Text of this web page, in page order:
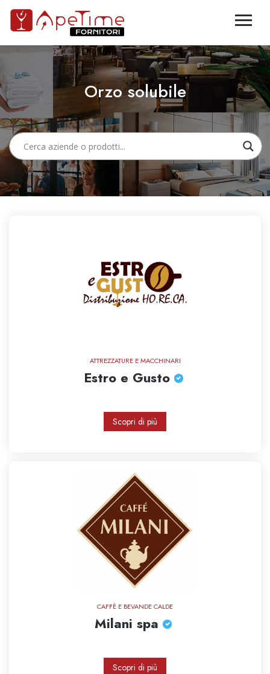
Orzo solubile
ATTREZZATURE E MACCHINARI
Estro e Gusto
Scopri di più
CAFFÈ E BEVANDE CALDE
Milani spa
Scopri di più